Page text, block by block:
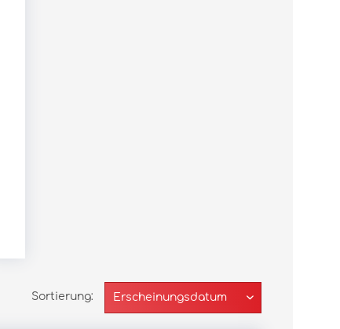
Sortierung: